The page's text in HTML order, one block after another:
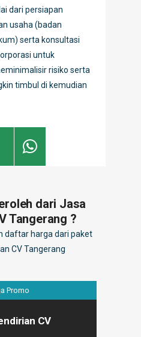
dari persiapan
usaha (badan
serta konsultasi
untuk
risiko serta
timbul di kemudian
dari Jasa
Tangerang ?
daftar harga dari paket
CV Tangerang
Promo
CV